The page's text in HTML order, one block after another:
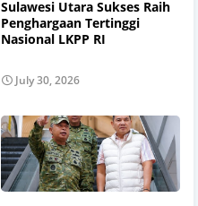
Sulawesi Utara Sukses Raih
Penghargaan Tertinggi
Nasional LKPP RI
July 30, 2026